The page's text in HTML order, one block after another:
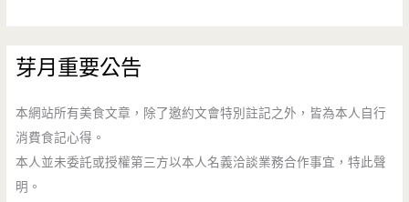
芽月重要公告
本網站所有美食文章，除了邀約文會特別註記之外，皆為本人自行
消費食記心得。
本人並未委託或授權第三方以本人名義洽談業務合作事宜，特此聲
明。